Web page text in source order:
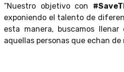
“Nuestro objetivo con
exponiendo el talento de
esta manera, buscamos
aquellas personas que echan